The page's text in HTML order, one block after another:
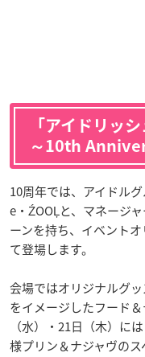
「アイドリッ
～10th
10周年では、アイドル
e・ŹOOĻと、マネージ
ーンを持ち、イベント
て登場します。
会場ではオリジナルグ
をイメージしたフード
（水）・21日（木）に
様プリン＆ナジャヴのス